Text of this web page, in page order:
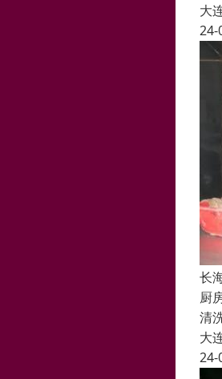
大
24-
长
厨
清
大
24-